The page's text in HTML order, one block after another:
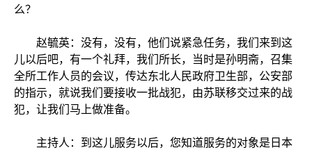
么？
赵毓英：没有，没有，他们说紧急任务，我们来到这
儿以后吧，有一个礼拜，我们所长，当时是孙明斋，召集
全所工作人员的会议，传达东北人民政府卫生部，公安部
的指示，就说我们要接收一批战犯，由苏联移交过来的战
犯，让我们马上做准备。
主持人：到这儿服务以后，您知道服务的对象是日本